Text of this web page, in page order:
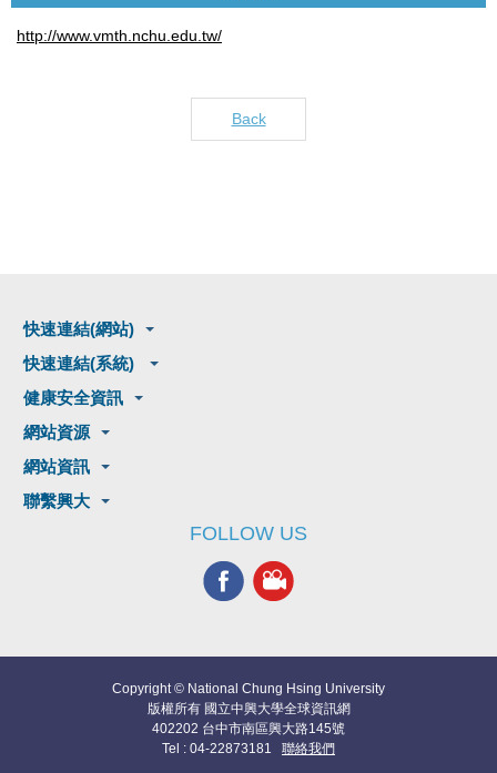
http://www.vmth.nchu.edu.tw/
Back
快速連結(網站)
快速連結(系統)
健康安全資訊
網站資源
網站資訊
聯繫興大
FOLLOW US
Copyright © National Chung Hsing University
版權所有 國立中興大學全球資訊網
402202 台中市南區興大路145號
Tel : 04-22873181 聯絡我們